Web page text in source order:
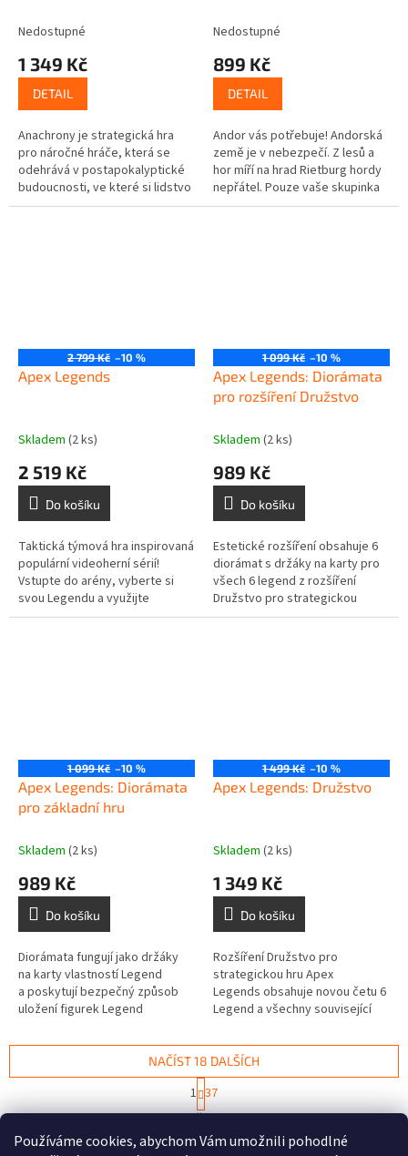
Používáme cookies, abychom Vám umožnili pohodlné
Nedostupné
1 349 Kč
DETAIL
Anachrony je strategická hra
pro náročné hráče, která se
odehrává v postapokalyptické
budoucnosti, ve které si lidstvo
osvojilo technologii cestování
Nedostupné
899 Kč
DETAIL
Andor vás potřebuje! Andorská
země je v nebezpečí. Z lesů a
hor míří na hrad Rietburg hordy
nepřátel. Pouze vaše skupinka
hrdinů se jim může postavit a
2 799 Kč –10 %
Apex Legends
Skladem (2 ks)
2 519 Kč
Do košíku
Taktická týmová hra inspirovaná
populární videoherní sérií!
Vstupte do arény, vyberte si
svou Legendu a využijte
její unikátní schopnosti k
1 099 Kč –10 %
Apex Legends: Diorámata
pro rozšíření Družstvo
Skladem (2 ks)
989 Kč
Do košíku
Estetické rozšíření obsahuje 6
diorámat s držáky na karty pro
všech 6 legend z rozšíření
Družstvo pro strategickou
hru Apex...
1 099 Kč –10 %
Apex Legends: Diorámata
pro základní hru
Skladem (2 ks)
989 Kč
Do košíku
Diorámata fungují jako držáky
na karty vlastností Legend
a poskytují bezpečný způsob
uložení figurek Legend
odpovídající průhledný...
1 499 Kč –10 %
Apex Legends: Družstvo
Skladem (2 ks)
1 349 Kč
Do košíku
Rozšíření Družstvo pro
strategickou hru Apex
Legends obsahuje novou četu 6
Legend a všechny související
Legend, figurky...
O
l
NAČÍST 18 DALŠÍCH
S
t
r
á
n
1 37
654položek celkem
NAHORU